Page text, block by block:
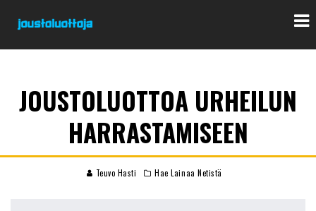
JOUSTOLUOTTOA URHEILUN
HARRASTAMISEEN
Teuvo Hasti Hae Lainaa Netistä